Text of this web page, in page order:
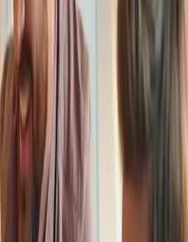
certo, no mundo todo, é a
meio dela, qualquer pessoa
ao redor do planeta.
citar o DogHero.
com quem deixar o seu pet,
o profissional autônomo ideal
coworkings, que são espaços
pode usar esses locais para
deles, há serviços de